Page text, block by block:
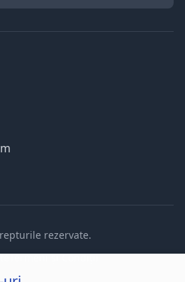
rezervate.
Termeni și Condiții